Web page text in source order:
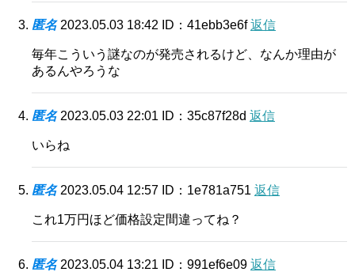
匿名 2023.05.03 18:42 ID：41ebb3e6f返信
毎年こういう謎なのが発売されるけど、なんか理由が
あるんやろうな
匿名 2023.05.03 22:01 ID：35c87f28d 返信
いらね
匿名 2023.05.04 12:57 ID：1e781a751 返信
これ1万円ほど価格設定間違ってね？
匿名 2023.05.04 13:21 ID：991ef6e09 返信